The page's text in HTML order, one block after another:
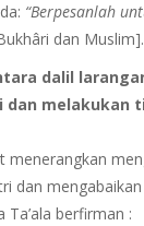
“Berpesanlah
dan Muslim].
dalil
dan melakukan
menerangkan
dan
Ta’ala berfirman :